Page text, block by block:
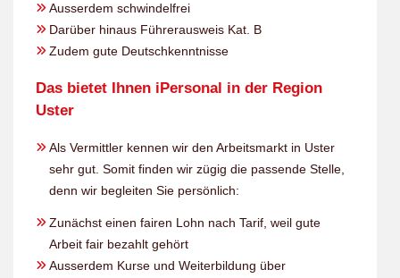
Ausserdem schwindelfrei
Darüber hinaus Führerausweis Kat. B
Zudem gute Deutschkenntnisse
Das bietet Ihnen iPersonal in der Region
Uster
Als Vermittler kennen wir den Arbeitsmarkt in Uster
sehr gut. Somit finden wir zügig die passende Stelle,
denn wir begleiten Sie persönlich:
Zunächst einen fairen Lohn nach Tarif, weil gute
Arbeit fair bezahlt gehört
Ausserdem Kurse und Weiterbildung über